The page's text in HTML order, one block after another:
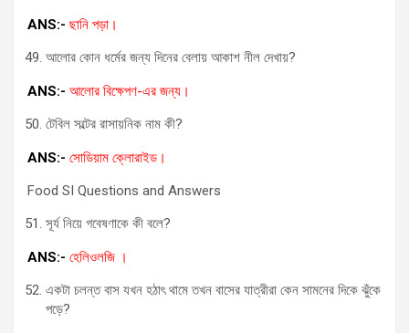
ANS:- ছানি পড়া।
আলোর কোন ধর্মের জন্য দিনের বেলায় আকাশ নীল দেখায়?
ANS:- আলোর বিক্ষেপণ-এর জন্য।
টেবিল সল্টের রাসায়নিক নাম কী?
ANS:- সোডিয়াম ক্লোরাইড।
Food SI Questions and Answers
সূর্য নিয়ে গবেষণাকে কী বলে?
ANS:- হেলিওলজি ।
একটা চলন্ত বাস যখন হঠাৎ থামে তখন বাসের যাত্রীরা কেন সামনের দিকে ঝুঁকে
পড়ে?